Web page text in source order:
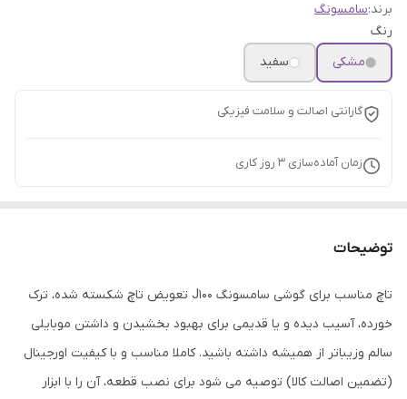
برند:سامسونگ
رنگ
مشکی
سفید
گارانتی اصالت و سلامت فیزیکی
زمان آماده‌سازی 3 روز کاری
توضیحات
تاچ مناسب برای گوشی سامسونگ J100 تعویض تاچ شکسته شده، ترک
خورده، آسیب دیده و یا قدیمی برای بهبود بخشیدن و داشتن موبایلی
سالم وزیباتر از همیشه داشته باشید. کاملا مناسب و با کیفیت اورجینال
(تضمین اصالت کالا) توصیه می شود برای نصب قطعه، آن را با ابزار